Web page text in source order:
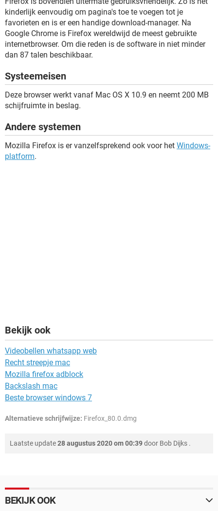
kinderlijk eenvoudig om pagina's toe te voegen tot je
favorieten en is er een handige download-manager. Na
Google Chrome is Firefox wereldwijd de meest gebruikte
internetbrowser. Om die reden is de software in niet minder
dan 87 talen beschikbaar.
Systeemeisen
Deze browser werkt vanaf Mac OS X 10.9 en neemt 200 MB
schijfruimte in beslag.
Andere systemen
Mozilla Firefox is er vanzelfsprekend ook voor het Windows-
platform.
Bekijk ook
Videobellen whatsapp web
Recht streepje mac
Mozilla firefox adblock
Backslash mac
Beste browser windows 7
Alternatieve schrijfwijze: Firefox_80.0.dmg
Laatste update28 augustus 2020 om 00:39door Bob Dijks .
BEKIJK OOK